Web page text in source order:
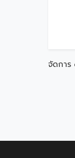
จัดการ